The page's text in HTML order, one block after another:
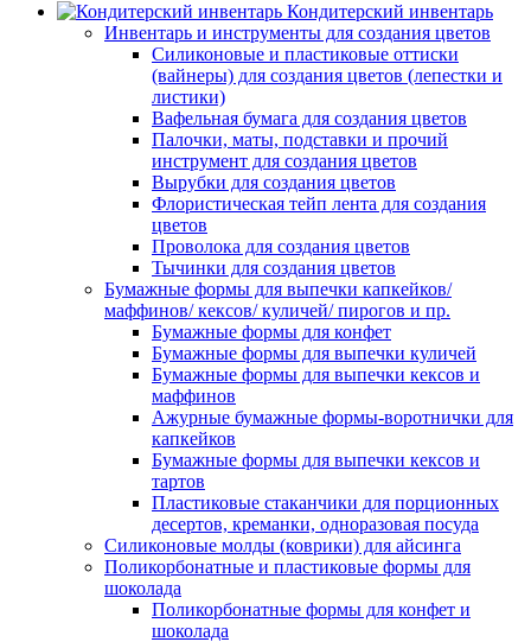
Кондитерский инвентарь
Инвентарь и инструменты для создания цветов
Силиконовые и пластиковые оттиски
(вайнеры) для создания цветов (лепестки и
листики)
Вафельная бумага для создания цветов
Палочки, маты, подставки и прочий
инструмент для создания цветов
Вырубки для создания цветов
Флористическая тейп лента для создания
цветов
Проволока для создания цветов
Тычинки для создания цветов
Бумажные формы для выпечки капкейков/
маффинов/ кексов/ куличей/ пирогов и пр.
Бумажные формы для конфет
Бумажные формы для выпечки куличей
Бумажные формы для выпечки кексов и
маффинов
Ажурные бумажные формы-воротнички для
капкейков
Бумажные формы для выпечки кексов и
тартов
Пластиковые стаканчики для порционных
десертов, креманки, одноразовая посуда
Силиконовые молды (коврики) для айсинга
Поликорбонатные и пластиковые формы для
шоколада
Поликорбонатные формы для конфет и
шоколада